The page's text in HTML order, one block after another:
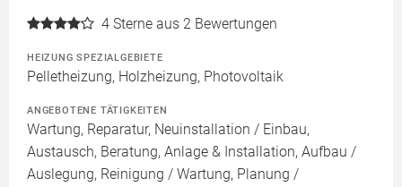
4 Sterne aus 2 Bewertungen
HEIZUNG SPEZIALGEBIETE
Pelletheizung, Holzheizung, Photovoltaik
ANGEBOTENE TÄTIGKEITEN
Wartung, Reparatur, Neuinstallation / Einbau,
Austausch, Beratung, Anlage & Installation, Aufbau /
Auslegung, Reinigung / Wartung, Planung /